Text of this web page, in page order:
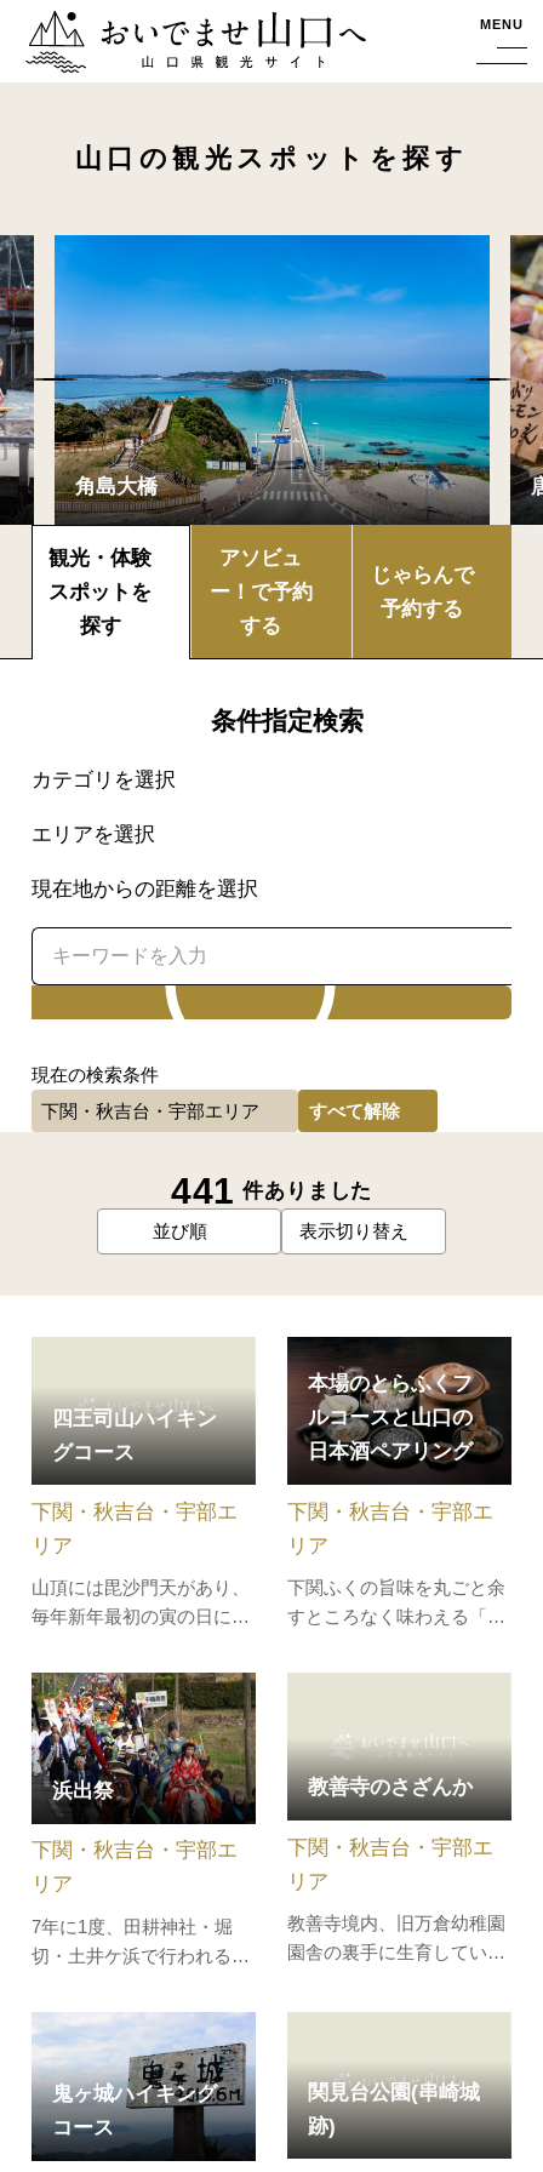
おいでませ山口へー山口県観光サイト MENU
山口の観光スポットを探す
観光・体験
スポットを
探す
アソビュ
ー！で予約
する
じゃらんで
予約する
条件指定検索
カテゴリを選択
エリアを選択
現在地からの距離を選択
現在の検索条件
下関・秋吉台・宇部エリア
すべて解除
441 件ありました
並び順 表示切り替え
四王司山ハイキン
グコース
山頂には毘沙門天があり、
毎年新年最初の寅の日に行
若男女の登山で賑わいま
す。標高392mで、瀬戸内
海、豊後水道の眺望が素晴
らしい。【勝山コース】御
殿町バス停からの登山コー
ス。途中には勝山御殿跡が
あります。小学校低学年で
も登れます。…
下関・秋吉台・宇部エ
リア
本場のとらふくフ
ルコースと山口の
日本酒ペアリング
下関ふくの旨味を丸ごと余
すところなく味わえる「と
の日本酒を組み合わせた日
す。様々な山口の地酒のな
かからお料理に合せてわた
くしどもが選定いたしまし
た。・50年かけて磨き上げ
てきた調理法で味わう本場
下関のとら…
下関・秋吉台・宇部エ
リア
浜出祭
7年に1度、田耕神社・堀
切・土井ケ浜で行われる元
小野にあった厳島神社（現
在は田耕神社に合祀されて
いる）の社伝では、蒙古襲
来と結び付けられた伝説が
あるが、民間では、厳島神
社と海側の土井ケ浜にある
下関・秋吉台・宇部エ
リア
教善寺のさざんか
教善寺境内、旧万倉幼稚園
園舎の裏手に生育していま
450年と推定され、国内で
す。開花期は10月下旬から
12月中旬にかけてで、白色
の花を咲かせます。寺の言
い伝えによると、万倉の領
下関・秋吉台・宇部エ
リア
鬼ヶ城ハイキング
コース
関見台公園(串崎城
跡)